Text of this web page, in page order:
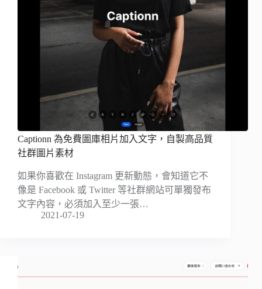
Captionn 為免費圖庫相片加入文字，自製高品質
社群圖片素材
如果你喜歡在 Instagram 更新動態，會知道它不
像是 Facebook 或 Twitter 等社群網站可單獨發布
文字內容，必須加入至少一張…
2021-07-19